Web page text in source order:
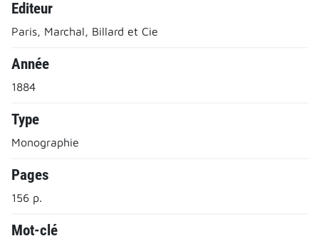
Editeur
Paris, Marchal, Billard et Cie
Année
1884
Type
Monographie
Pages
156 p.
Mot-clé